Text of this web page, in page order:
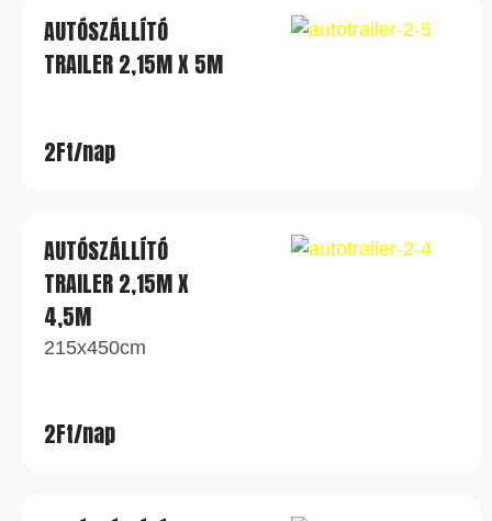
AUTÓSZÁLLÍTÓ
TRAILER 2,15M X 5M
2Ft/nap
AUTÓSZÁLLÍTÓ
TRAILER 2,15M X
4,5M
215x450cm
2Ft/nap